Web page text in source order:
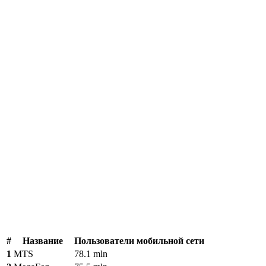
# Название
Пользователи мобильной сети
1 MTS
78.1 mln